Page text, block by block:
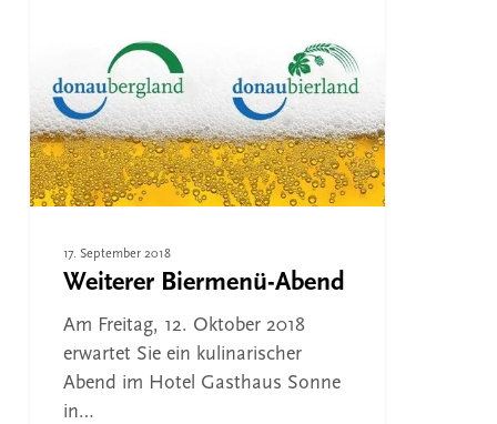
17. September 2018
Weiterer Biermenü-Abend
Am Freitag, 12. Oktober 2018
erwartet Sie ein kulinarischer
Abend im Hotel Gasthaus Sonne
in…